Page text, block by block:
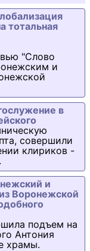
тотальная
"Слово
и
в
совершили
клириков -
и
Воронежской
подъем на
Антония
храмы.